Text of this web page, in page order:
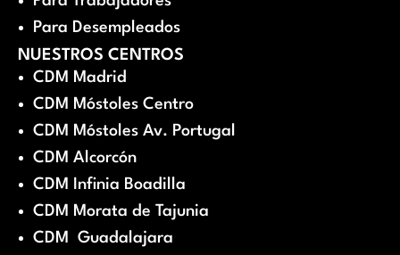
Para Desempleados
NUESTROS CENTROS
CDM Madrid
CDM Móstoles Centro
CDM Móstoles Av. Portugal
CDM Alcorcón
CDM Infinia Boadilla
CDM Morata de Tajunia
CDM Guadalajara